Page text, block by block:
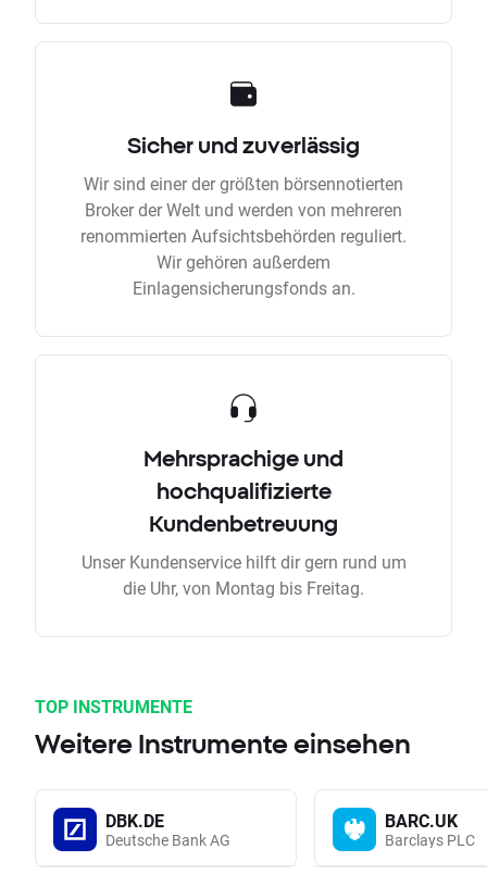
Sicher und zuverlässig
Wir sind einer der größten börsennotierten
Broker der Welt und werden von mehreren
renommierten Aufsichtsbehörden reguliert.
Wir gehören außerdem
Einlagensicherungsfonds an.
Mehrsprachige und
hochqualifizierte
Kundenbetreuung
Unser Kundenservice hilft dir gern rund um
die Uhr, von Montag bis Freitag.
TOP INSTRUMENTE
Weitere Instrumente einsehen
DBK.DE
Deutsche Bank AG
BARC.UK
Barclays PLC